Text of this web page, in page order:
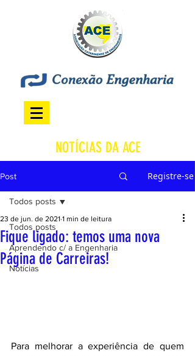
NOTÍCIAS DA ACE
Post Registre-se
Todos posts
Aprendendo c/ a Engenharia
Notícias
Todos posts
Fique ligado: temos uma nova
Página de Carreiras!
23 de jun. de 2021 1 min de leitura
Para melhorar a experiência de quem